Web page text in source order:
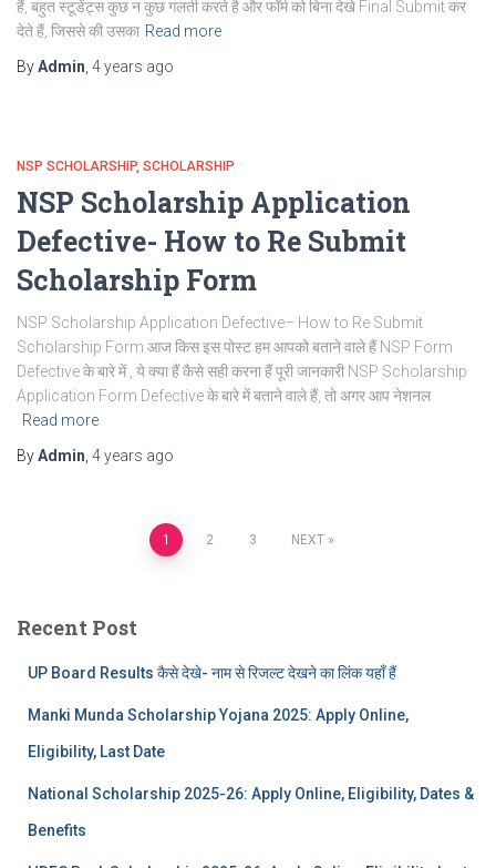
हैं, बहुत स्टूडेंट्स कुछ न कुछ गलती करते है और फॉर्म को बिना देखे Final Submit कर
देते हैं, जिससे की उसका Read more
ByAdmin, 4 years ago
NSP SCHOLARSHIP SCHOLARSHIP
NSP Scholarship Application
Defective- How to Re Submit
Scholarship Form
NSP Scholarship Application Defective– How to Re Submit
Scholarship Form आज किस इस पोस्ट हम आपको बताने वाले हैं NSP Form
Defective के बारे में , ये क्या हैं कैसे सही करना हैं पूरी जानकारी NSP Scholarship
Application Form Defective के बारे में बताने वाले हैं, तो अगर आप नेशनल
Read more
ByAdmin, 4 years ago
1 2 3 NEXT
Recent Post
UP Board Results कैसे देखे- नाम से रिजल्ट देखने का लिंक यहाँ हैं
Manki Munda Scholarship Yojana 2025: Apply Online,
Eligibility, Last Date
National Scholarship 2025-26: Apply Online, Eligibility, Dates &
Benefits